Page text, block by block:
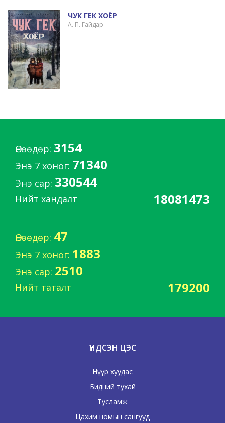
ЧУК ГЕК ХОЁР
А. П. Гайдар
Өнөөдөр: 3154
Энэ 7 хоног: 71340
Энэ сар: 330544
Нийт хандалт 18081473
Өнөөдөр: 47
Энэ 7 хоног: 1883
Энэ сар: 2510
Нийт таталт 179200
ҮНДСЭН ЦЭС
Нүүр хуудас
Бидний тухай
Тусламж
Цахим номын сангууд